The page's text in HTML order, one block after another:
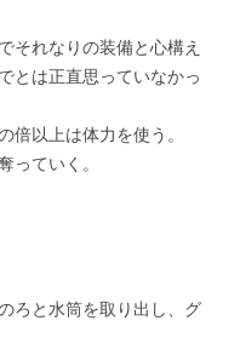
それなりの装備と心構え
とは正直思っていなかっ
倍以上は体力を使う。
っていく。
ろと水筒を取り出し、グ